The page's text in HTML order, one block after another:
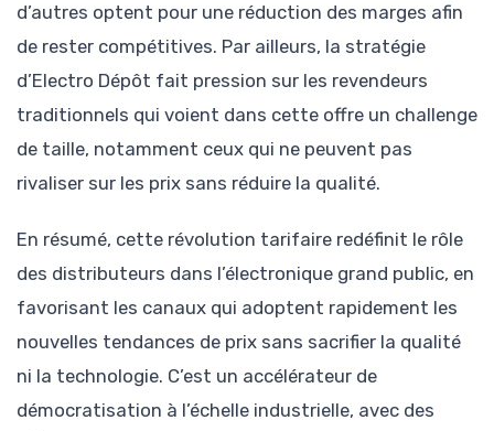
d’autres optent pour une réduction des marges afin
de rester compétitives. Par ailleurs, la stratégie
d’Electro Dépôt fait pression sur les revendeurs
traditionnels qui voient dans cette offre un challenge
de taille, notamment ceux qui ne peuvent pas
rivaliser sur les prix sans réduire la qualité.
En résumé, cette révolution tarifaire redéfinit le rôle
des distributeurs dans l’électronique grand public, en
favorisant les canaux qui adoptent rapidement les
nouvelles tendances de prix sans sacrifier la qualité
ni la technologie. C’est un accélérateur de
démocratisation à l’échelle industrielle, avec des